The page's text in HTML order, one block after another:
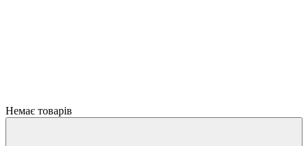
Немає товарів